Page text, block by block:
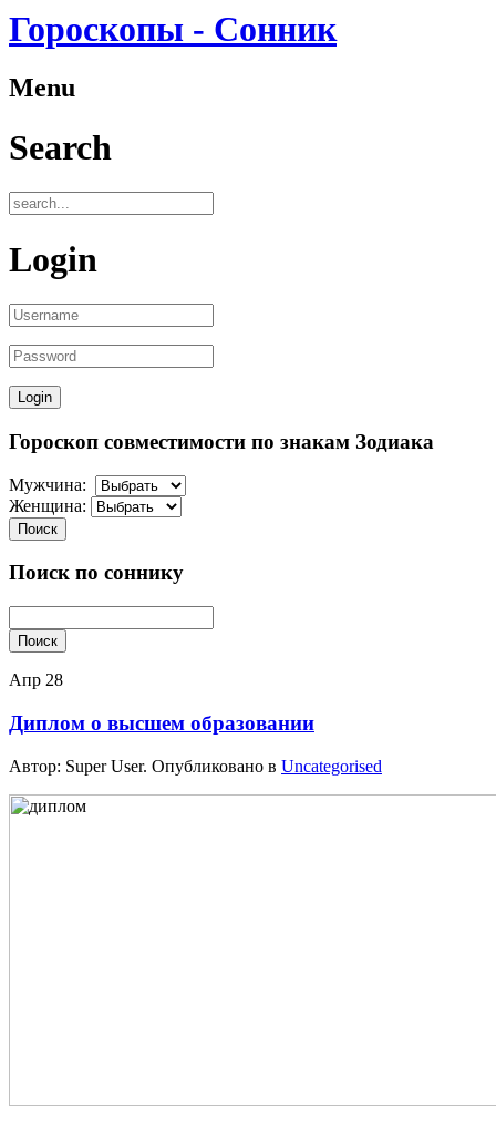
Гороскопы - Сонник
Menu
Search
Login
Гороскоп совместимости по знакам Зодиака
Мужчина:
Женщина:
Поиск
Поиск по соннику
Поиск
Апр 28
Диплом о высшем образовании
Автор: Super User. Опубликовано в Uncategorised